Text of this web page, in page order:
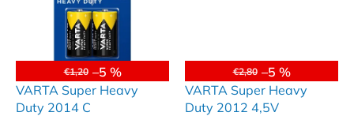
€1,20 –5 %
VARTA Super Heavy
Duty 2014 C
€2,80 –5 %
VARTA Super Heavy
Duty 2012 4,5V